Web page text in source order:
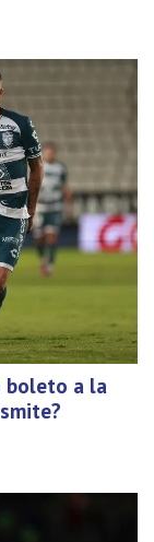
boleto a la